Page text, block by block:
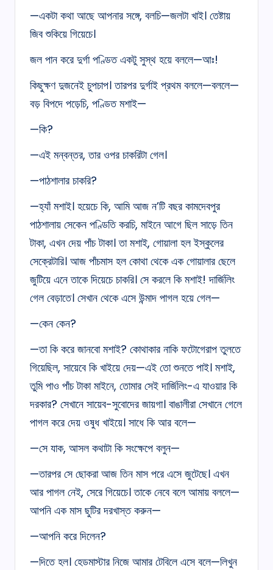
—একটা কথা আছে আপনার সঙ্গে, বলচি—জলটা খাই। তেষ্টায়
জিব শুকিয়ে গিয়েচে।
জল পান করে দুর্গা পণ্ডিত একটু সুস্থ হয়ে বললে—আঃ!
কিছুক্ষণ দুজনেই চুপচাপ। তারপর দুর্গাই প্রথম বললে—বললে—
বড় বিপদে পড়েচি, পণ্ডিত মশাই—
—কি?
—এই মন্বন্তর, তার ওপর চাকরিটা গেল।
—পাঠশালার চাকরি?
—হ্যাঁ মশাই। হয়েচে কি, আমি আজ ন’টি বছর কামদেবপুর
পাঠশালায় সেকেন পণ্ডিতি করচি, মাইনে আগে ছিল সাড়ে তিন
টাকা, এখন দেয় পাঁচ টাকা। তা মশাই, গোয়ালা হল ইস্কুলের
সেক্রেটারি। আজ পাঁচমাস হল কোথা থেকে এক গোয়ালার ছেলে
জুটিয়ে এনে তাকে দিয়েচে চাকরি। সে করলে কি মশাই! দার্জিলিং
গেল বেড়াতে। সেখান থেকে এসে উন্মাদ পাগল হয়ে গেল—
—কেন কেন?
—তা কি করে জানবো মশাই? কোথাকার নাকি ফটোগেরাপ তুলতে
গিয়েছিল, সায়েবে কি খাইয়ে দেয়—এই তো শুনতে পাই। মশাই,
তুমি পাও পাঁচ টাকা মাইনে, তোমার সেই দার্জিলিং-এ যাওয়ার কি
দরকার? সেখানে সায়েব-সুবোদের জায়গা। বাঙালীরা সেখানে গেলে
পাগল করে দেয় ওষুধ খাইয়ে। সাধে কি আর বলে—
—সে যাক, আসল কথাটা কি সংক্ষেপে বলুন—
—তারপর সে ছোকরা আজ তিন মাস পরে এসে জুটেছে। এখন
আর পাগল নেই, সেরে গিয়েচে। তাকে নেবে বলে আমায় বললে—
আপনি এক মাস ছুটির দরখাস্ত করুন—
—আপনি করে দিলেন?
—দিতে হল। হেডমাস্টার নিজে আমার টেবিলে এসে বলে—লিখুন